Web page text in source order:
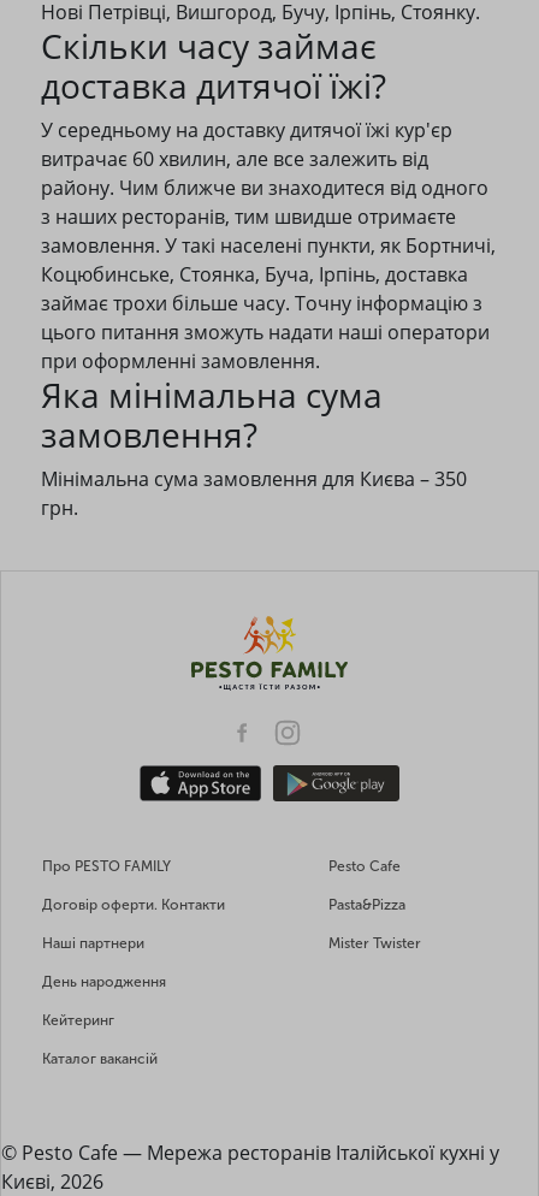
Нові Петрівці, Вишгород, Бучу, Ірпінь, Стоянку.
Скільки часу займає
доставка дитячої їжі?
У середньому на доставку дитячої їжі кур'єр
витрачає 60 хвилин, але все залежить від
району. Чим ближче ви знаходитеся від одного
з наших ресторанів, тим швидше отримаєте
замовлення. У такі населені пункти, як Бортничі,
Коцюбинське, Стоянка, Буча, Ірпінь, доставка
займає трохи більше часу. Точну інформацію з
цього питання зможуть надати наші оператори
при оформленні замовлення.
Яка мінімальна сума
замовлення?
Мінімальна сума замовлення для Києва – 350
грн.
Про PESTO FAMILY
Договір оферти. Контакти
Наші партнери
День народження
Кейтеринг
Каталог вакансій
Pesto Cafe
Pasta&Pizza
Mister Twister
© Pesto Cafe — Мережа ресторанів Італійської кухні у
Києві, 2026